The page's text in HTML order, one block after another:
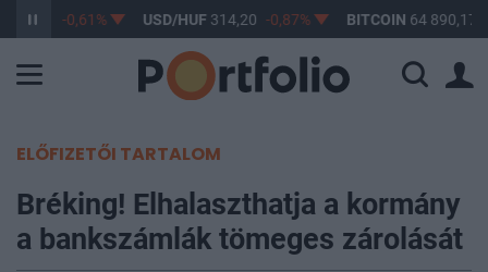
363,17 -0,61% USD/HUF314,20 -0,87% BITCOIN 64 890,17
ELŐFIZETŐI TARTALOM
Bréking! Elhalaszthatja a kormány
a bankszámlák tömeges zárolását